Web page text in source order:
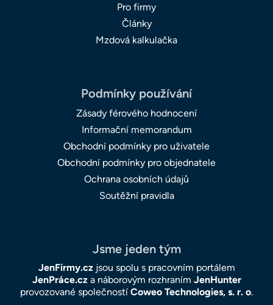
Pro firmy
Články
Mzdová kalkulačka
Podmínky používání
Zásady férového hodnocení
Informační memorandum
Obchodní podmínky pro uživatele
Obchodní podmínky pro objednatele
Ochrana osobních údajů
Soutěžní pravidla
Jsme jeden tým
JenFirmy.czjsou spolu s pracovním portálem
JenPráce.cza náborovým rozhraním JenHunter
provozované společností Coweo Technologies, s. r. o.